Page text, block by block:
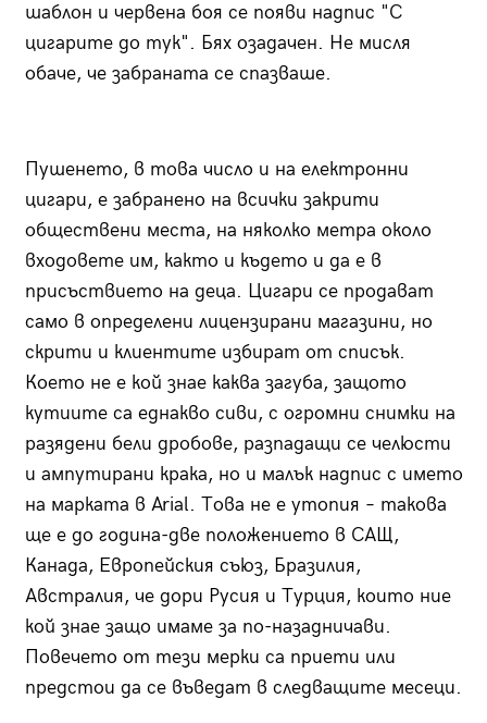
шаблон и червена боя се появи надпис "С
цигарите до тук". Бях озадачен. Не мисля
обаче, че забраната се спазваше.
Пушенето, в това число и на електронни
цигари, е забранено на всички закрити
обществени места, на няколко метра около
входовете им, както и където и да е в
присъствието на деца. Цигари се продават
само в определени лицензирани магазини, но
скрити и клиентите избират от списък.
Което не е кой знае каква загуба, защото
кутиите са еднакво сиви, с огромни снимки на
разядени бели дробове, разпадащи се челюсти
и ампутирани крака, но и малък надпис с името
на марката в Arial. Това не е утопия – такова
ще е до година-две положението в САЩ,
Канада, Европейския съюз, Бразилия,
Австралия, че дори Русия и Турция, които ние
кой знае защо имаме за по-назадничави.
Повечето от тези мерки са приети или
предстои да се въведат в следващите месеци.